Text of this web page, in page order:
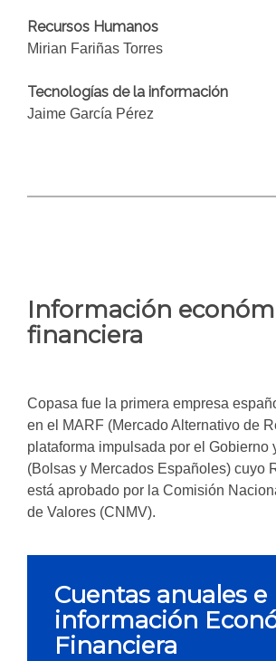
Recursos Humanos
Mirian Fariñas Torres
Tecnologías de la información
Jaime García Pérez
Información
financiera
Copasa fue la primera empresa
en el MARF (Mercado Alternativo de
plataforma impulsada por el Gobierno
(Bolsas y Mercados Españoles) cuyo
está aprobado por la Comisión
de Valores (CNMV).
Cuentas anuales e
información
Financiera